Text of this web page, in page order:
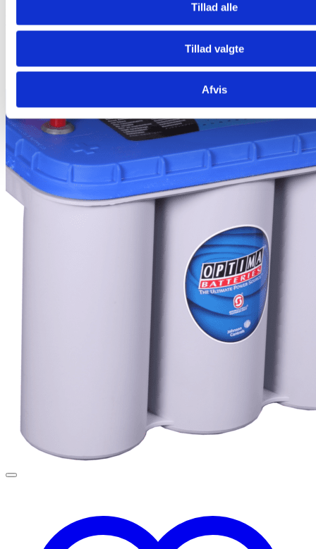
Tillad alle
Tillad valgte
Afvis
Tilføj til kurv
-10%